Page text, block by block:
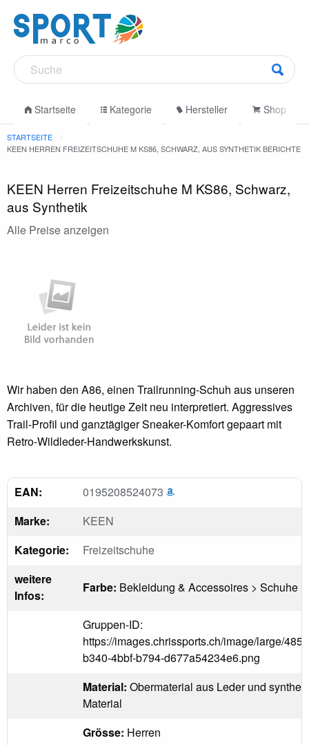
Startseite Kategorie Hersteller Shop
STARTSEITE
KEEN HERREN FREIZEITSCHUHE M KS86, SCHWARZ, AUS SYNTHETIK BERICHTE
KEEN Herren Freizeitschuhe M KS86, Schwarz,
aus Synthetik
Alle Preise anzeigen
Wir haben den A86, einen Trailrunning-Schuh aus unseren
Archiven, für die heutige Zeit neu interpretiert. Aggressives
Trail-Profil und ganztägiger Sneaker-Komfort gepaart mit
Retro-Wildleder-Handwerkskunst.
EAN:
0195208524073
Marke:
KEEN
Kategorie:
Freizeitschuhe
weitere
Infos:
Farbe: Bekleidung & Accessoires > Schuhe
Gruppen-ID:
https://images.chrissports.ch/image/large/
b340-4bbf-b794-d677a54234e6.png
Material: Obermaterial aus Leder und
Material
Grösse: Herren